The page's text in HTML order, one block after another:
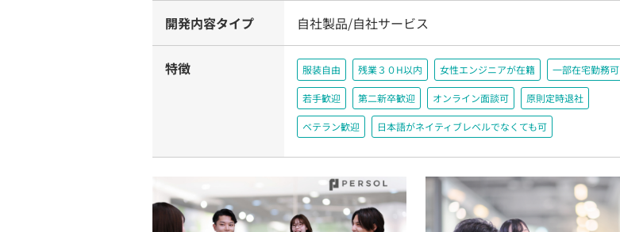
開発内容タイプ 自社製品/自社サービス
特徴 服装自由 残業３０H以内 女性エンジニアが在籍 一部在宅勤務可
若手歓迎 第二新卒歓迎 オンライン面談可 原則定時退社
ベテラン歓迎 日本語がネイティブレベルでなくても可